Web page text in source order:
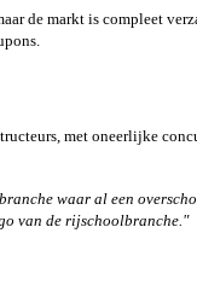
de markt is compleet
met oneerlijke
waar al een
van de rijschoolbranche."